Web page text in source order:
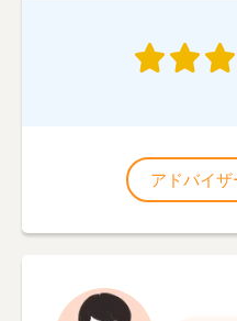
アドバイザ